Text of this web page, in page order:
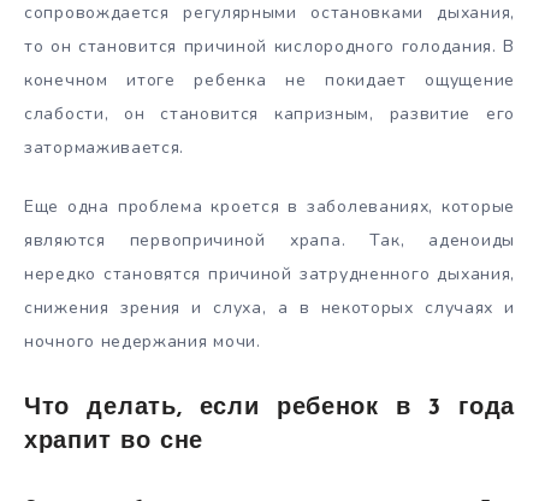
сопровождается регулярными остановками дыхания,
то он становится причиной кислородного голодания. В
конечном итоге ребенка не покидает ощущение
слабости, он становится капризным, развитие его
затормаживается.
Еще одна проблема кроется в заболеваниях, которые
являются первопричиной храпа. Так, аденоиды
нередко становятся причиной затрудненного дыхания,
снижения зрения и слуха, а в некоторых случаях и
ночного недержания мочи.
Что делать, если ребенок в 3 года
храпит во сне